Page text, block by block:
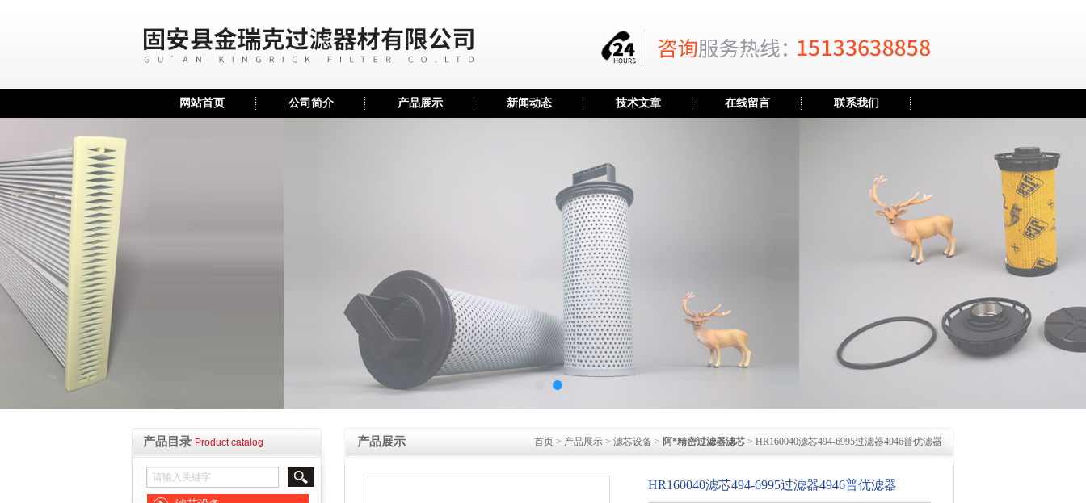
网站首页 公司简介 产品展示 新闻动态 技术文章 在线留言 联系我们
产品目录 Product catalog 产品展示 首页 > 产品展示 > 滤芯设备 > 阿*精密过滤器滤芯 > HR160040滤芯494-6995过滤器4946普优滤器
HR160040滤芯494-6995过滤器4946普优滤器